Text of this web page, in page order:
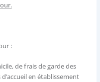
:
de frais de garde des
en établissement